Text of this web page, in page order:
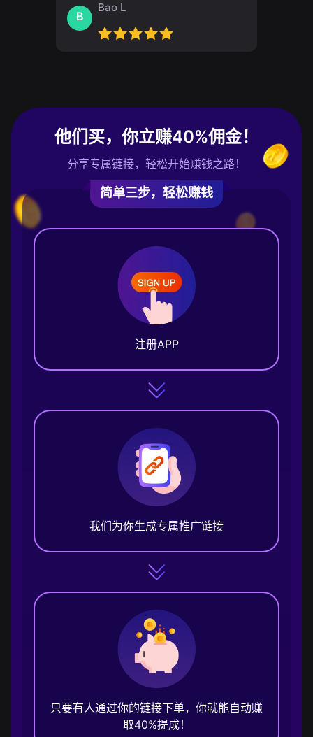
B
Bao L
他们买，你立赚40%佣金！
分享专属链接，轻松开始赚钱之路！
简单三步，轻松赚钱
注册APP
我们为你生成专属推广链接
只要有人通过你的链接下单，你就能自动赚
取40%提成！